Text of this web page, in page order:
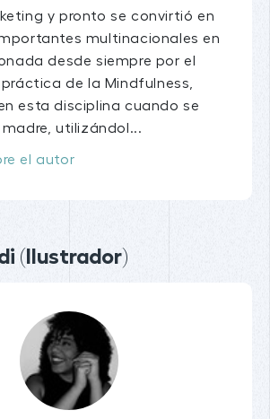
y pronto se convirtió en
multinacionales en
desde siempre por el
de la Mindfulness,
esta disciplina cuando se
utilizándol...
el autor
(Ilustrador)